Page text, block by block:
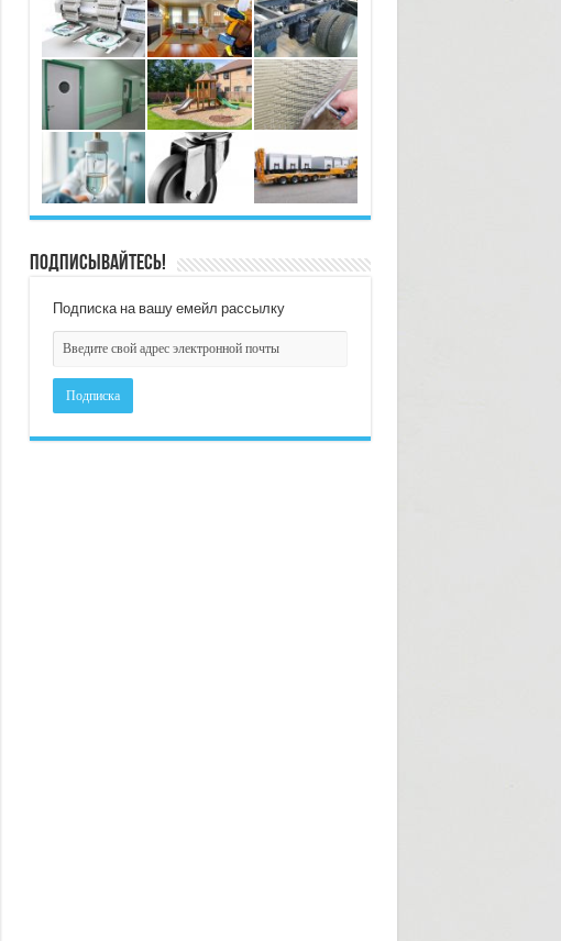
Подписывайтесь!
Подписка на вашу емейл рассылку